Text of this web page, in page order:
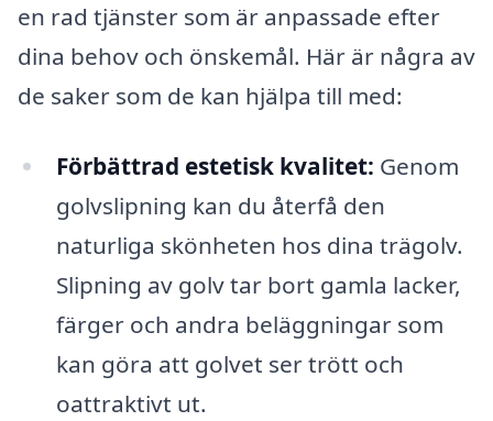
en rad tjänster som är anpassade efter
dina behov och önskemål. Här är några av
de saker som de kan hjälpa till med:
Förbättrad estetisk kvalitet: Genom
golvslipning kan du återfå den
naturliga skönheten hos dina trägolv.
Slipning av golv tar bort gamla lacker,
färger och andra beläggningar som
kan göra att golvet ser trött och
oattraktivt ut.